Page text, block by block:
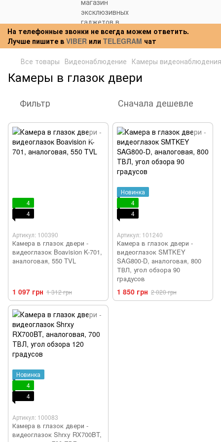
На телефонные звонки не всегда можем ответить.
Лучше пишите в VIBER или TELEGRAM чат
Все товары Видеонаблюдение Камеры видеонаблюдения
Камеры в глазок двери
Фильтр Сначала дешевле
4
4
Артикул: 100390
Камера в глазок двери -
видеоглазок Boavision K-701,
аналоговая, 550 TVL
1 097 грн 1 312 грн
Новинка
4
4
Артикул: 101240
Камера в глазок двери -
видеоглазок SMTKEY
SAG800-D, аналоговая, 800
ТВЛ, угол обзора 90
градусов
1 850 грн 2 020 грн
Новинка
4
4
Артикул: 100083
Камера в глазок двери -
видеоглазок Shrxy RX700BT,